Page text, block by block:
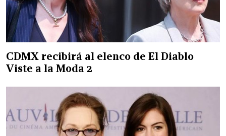
CDMX recibirá al elenco de El Diablo
Viste a la Moda 2